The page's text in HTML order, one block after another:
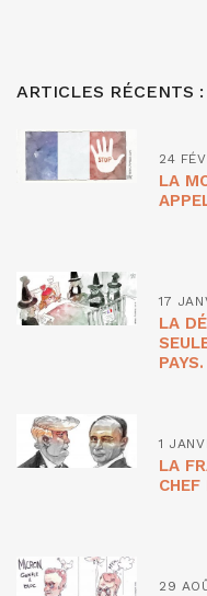
ARTICLES RÉCENTS :
24
LA
17
LA
PAYS.
1
LA
29